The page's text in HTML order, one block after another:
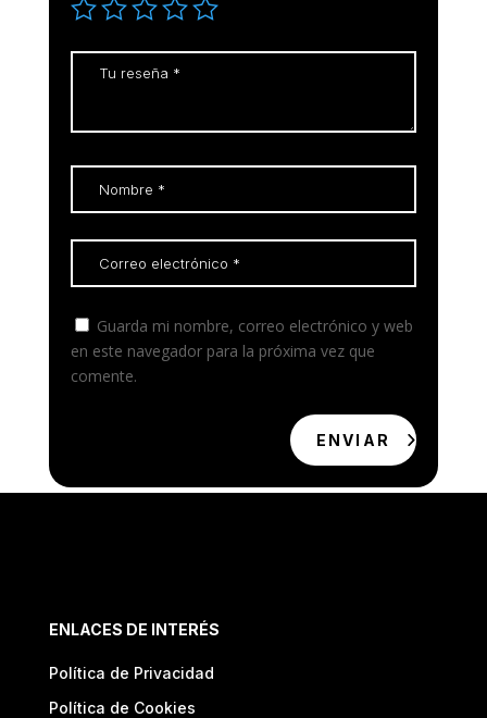
Guarda mi nombre, correo electrónico y web
en este navegador para la próxima vez que
comente.
ENVIAR
ENLACES DE INTERÉS
Política de Privacidad
Política de Cookies